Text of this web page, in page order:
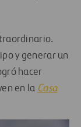
y generar un
hacer
en la Casa